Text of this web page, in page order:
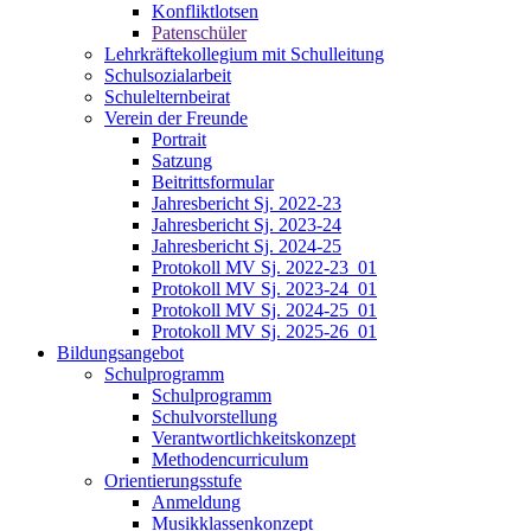
Konfliktlotsen
Patenschüler
Lehrkräftekollegium mit Schulleitung
Schulsozialarbeit
Schulelternbeirat
Verein der Freunde
Portrait
Satzung
Beitrittsformular
Jahresbericht Sj. 2022-23
Jahresbericht Sj. 2023-24
Jahresbericht Sj. 2024-25
Protokoll MV Sj. 2022-23_01
Protokoll MV Sj. 2023-24_01
Protokoll MV Sj. 2024-25_01
Protokoll MV Sj. 2025-26_01
Bildungsangebot
Schulprogramm
Schulprogramm
Schulvorstellung
Verantwortlichkeitskonzept
Methodencurriculum
Orientierungsstufe
Anmeldung
Musikklassenkonzept